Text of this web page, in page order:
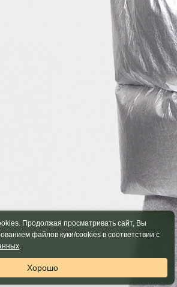
Продолжая просматривать сайт, Вы
файлов куки/cookies в соответствии с
.
Хорошо